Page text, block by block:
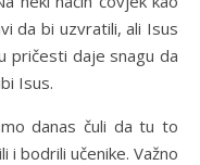
da bi uzvratili, ali Isus
pričesti daje snagu da
Isus.
danas čuli da tu to
i bodrili učenike. Važno